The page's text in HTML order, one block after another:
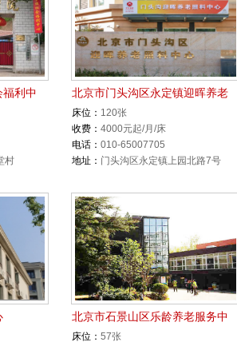
利中
村
北京市门头沟区永定镇迎晖养老
床位： 120张
收费： 4000元起/月/床
电话： 010-65007705
地址： 门头沟区永定镇上园北路7号
北京市石景山区乐龄养老服务中
床位： 57张